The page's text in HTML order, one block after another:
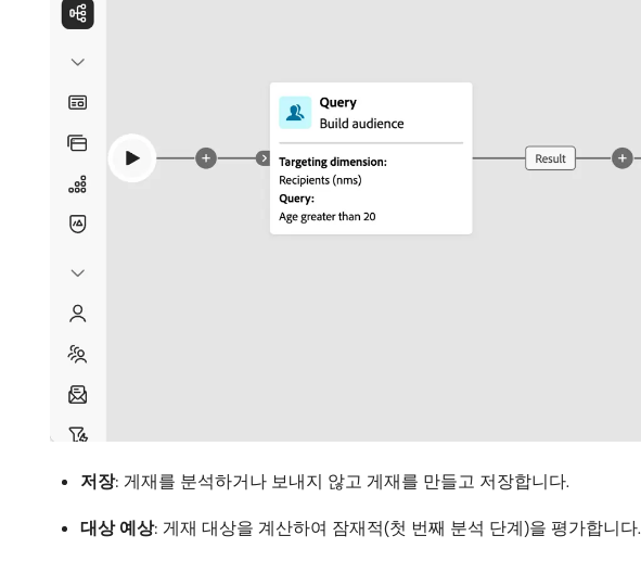
저장: 게재를 분석하거나 보내지 않고 게재를 만들고 저장합니다.
대상 예상: 게재 대상을 계산하여 잠재적(첫 번째 분석 단계)을 평가합니다.